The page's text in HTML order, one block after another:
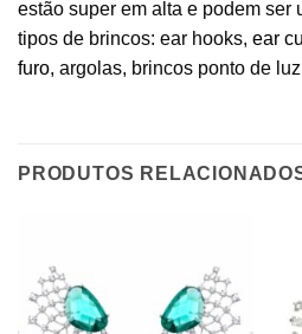
estão super em alta e podem ser
tipos de brincos: ear hooks, ear
furo, argolas, brincos ponto de
PRODUTOS